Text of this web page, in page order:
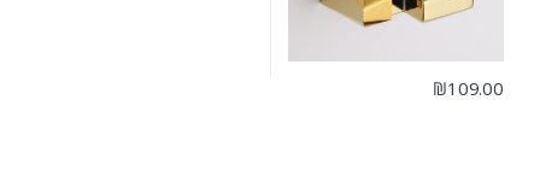
₪109.00